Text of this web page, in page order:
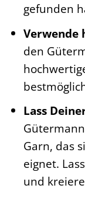
gefunden
Verwende
den
Lass
Garn, das
eignet.
und